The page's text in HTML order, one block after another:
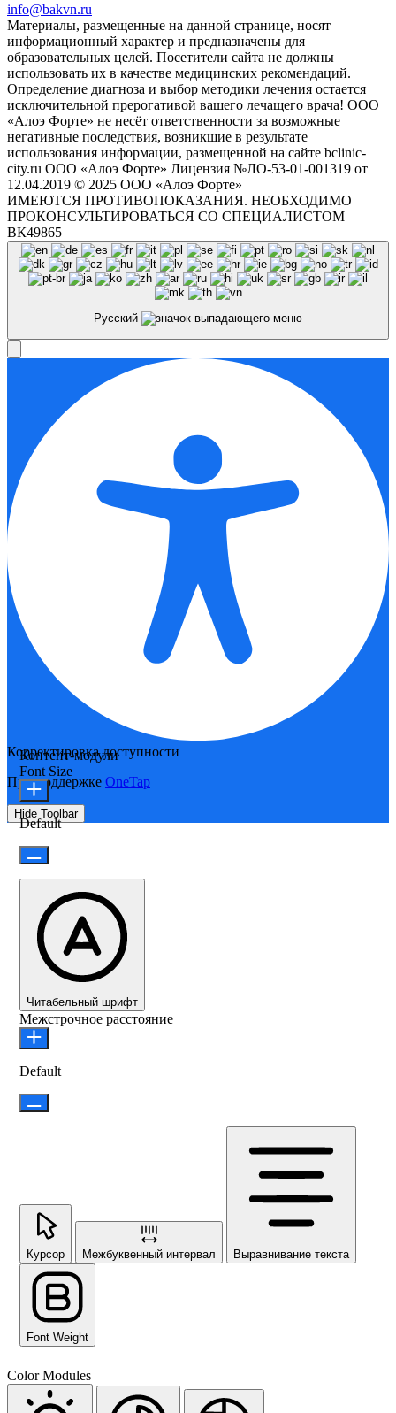
info@bakvn.ru
Материалы, размещенные на данной странице, носят
информационный характер и предназначены для
образовательных целей. Посетители сайта не должны
использовать их в качестве медицинских рекомендаций.
Определение диагноза и выбор методики лечения остается
исключительной прерогативой вашего лечащего врача! ООО
«Алоэ Форте» не несёт ответственности за возможные
негативные последствия, возникшие в результате
использования информации, размещенной на сайте bclinic-
city.ru ООО «Алоэ Форте» Лицензия №ЛО-53-01-001319 от
12.04.2019 © 2025 ООО «Алоэ Форте»
ИМЕЮТСЯ ПРОТИВОПОКАЗАНИЯ. НЕОБХОДИМО
ПРОКОНСУЛЬТИРОВАТЬСЯ СО СПЕЦИАЛИСТОМ
ВК49865
Русский
Корректировка доступности
При поддержке OneTap
Hide Toolbar
Контент-модули
Font Size
Default
Читабельный шрифт
Межстрочное расстояние
Default
Курсор Межбуквенный интервал Выравнивание текста
Font Weight
Color Modules